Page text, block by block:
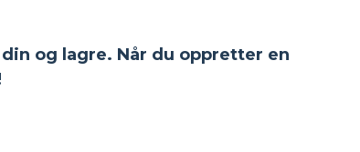
og lagre. Når du oppretter en